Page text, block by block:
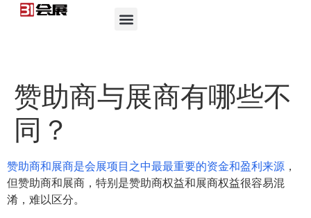
赞助商与展商有哪些不
同？
赞助商和展商是会展项目之中最最重要的资金和盈利来源 ，
但赞助商和展商，特别是赞助商权益和展商权益很容易混
淆，难以区分。